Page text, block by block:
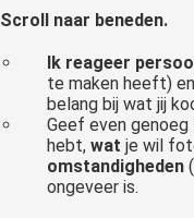
Scroll naar beneden.
Ik reageer
te maken heeft)
belang bij wat jij
Geef even genoeg
hebt,wat je wil
omstandigheden
ongeveer is.